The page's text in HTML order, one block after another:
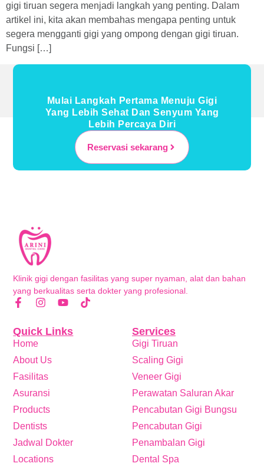
gigi tiruan segera menjadi langkah yang penting. Dalam
artikel ini, kita akan membahas mengapa penting untuk
segera mengganti gigi yang ompong dengan gigi tiruan.
Fungsi […]
Mulai Langkah Pertama Menuju Gigi
Yang Lebih Sehat Dan Senyum Yang
Lebih Percaya Diri
Reservasi sekarang
Klinik gigi dengan fasilitas yang super nyaman, alat dan bahan
yang berkualitas serta dokter yang profesional.
Services
Gigi Tiruan
Scaling Gigi
Veneer Gigi
Perawatan Saluran Akar
Pencabutan Gigi Bungsu
Pencabutan Gigi
Penambalan Gigi
Dental Spa
Quick Links
Home
About Us
Fasilitas
Asuransi
Products
Dentists
Jadwal Dokter
Locations